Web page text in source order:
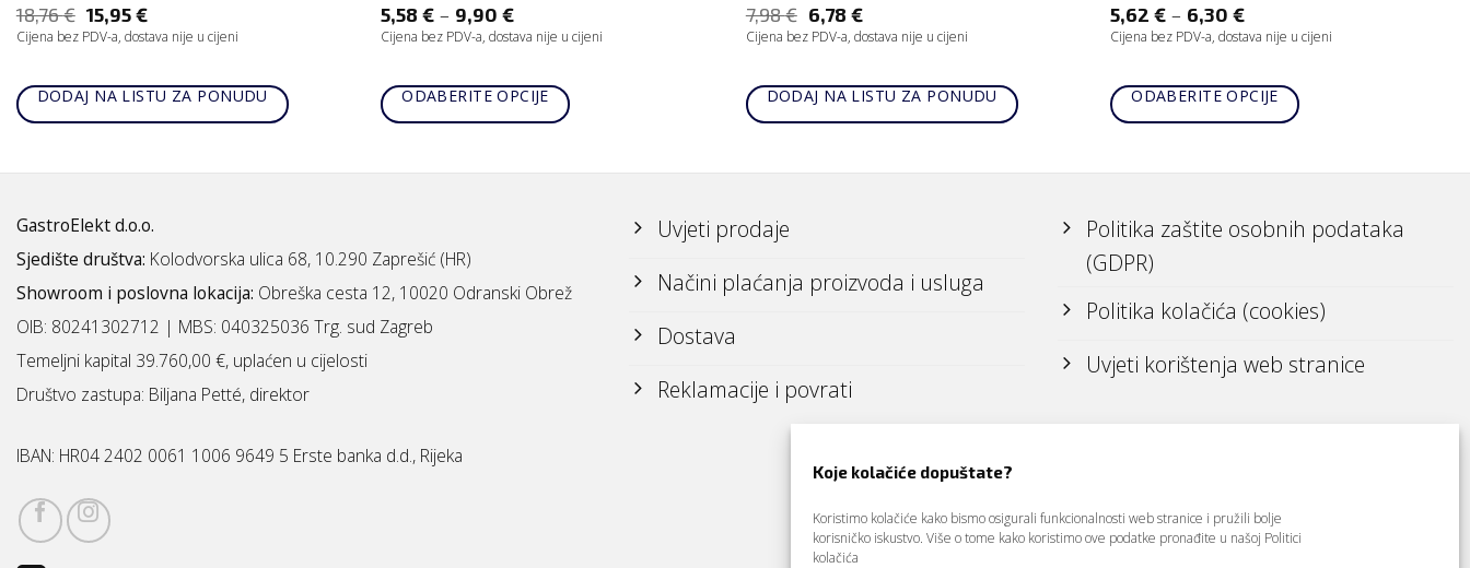
Koje kolačiće dopuštate?
Koristimo kolačiće kako bismo osigurali funkcionalnosti web stranice i pružili bolje
korisničko iskustvo. Više o tome kako koristimo ove podatke pronađite u našoj Politici
kolačića
18,76€ 15,95€
Cijena bez PDV-a, dostava nije u cijeni
DODAJ NA LISTU ZA PONUDU
5,58€ – 9,90€
Cijena bez PDV-a, dostava nije u cijeni
ODABERITE OPCIJE
7,98€ 6,78€
Cijena bez PDV-a, dostava nije u cijeni
DODAJ NA LISTU ZA PONUDU
5,62€ – 6,30€
Cijena bez PDV-a, dostava nije u cijeni
ODABERITE OPCIJE
GastroElekt d.o.o.
Sjedište društva: Kolodvorska ulica 68, 10.290 Zaprešić (HR)
Showroom i poslovna lokacija: Obreška cesta 12, 10020 Odranski Obrež
OIB: 80241302712 | MBS: 040325036 Trg. sud Zagreb
Temeljni kapital 39.760,00 €, uplaćen u cijelosti
Društvo zastupa: Biljana Petté, direktor
IBAN: HR04 2402 0061 1006 9649 5 Erste banka d.d., Rijeka
Uvjeti prodaje
Načini plaćanja proizvoda i usluga
Dostava
Reklamacije i povrati
Politika zaštite osobnih podataka
(GDPR)
Politika kolačića (cookies)
Uvjeti korištenja web stranice